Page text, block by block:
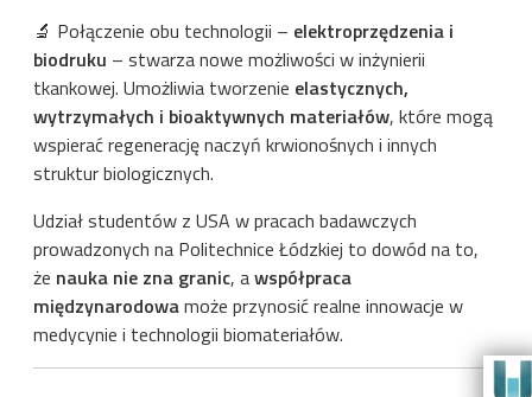
🔬 Połączenie obu technologii – elektroprzędzenia i
biodruku – stwarza nowe możliwości w inżynierii
tkankowej. Umożliwia tworzenie elastycznych,
wytrzymałych i bioaktywnych materiałów, które mogą
wspierać regenerację naczyń krwionośnych i innych
struktur biologicznych.
Udział studentów z USA w pracach badawczych
prowadzonych na Politechnice Łódzkiej to dowód na to,
że nauka nie zna granic, awspółpraca
międzynarodowamoże przynosić realne innowacje w
medycynie i technologii biomateriałów.